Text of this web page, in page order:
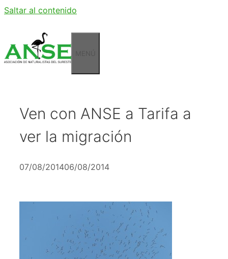
Saltar al contenido
Ven con ANSE a Tarifa a
ver la migración
07/08/201406/08/2014